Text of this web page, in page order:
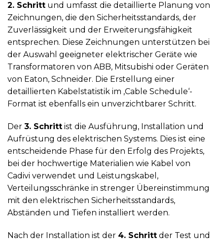
2. Schritt und umfasst die detaillierte Planung von
Zeichnungen, die den Sicherheitsstandards, der
Zuverlässigkeit und der Erweiterungsfähigkeit
entsprechen. Diese Zeichnungen unterstützen bei
der Auswahl geeigneter elektrischer Geräte wie
Transformatoren von ABB, Mitsubishi oder Geräten
von Eaton, Schneider. Die Erstellung einer
detaillierten Kabelstatistik im ‚Cable Schedule‘-
Format ist ebenfalls ein unverzichtbarer Schritt.
Der 3. Schritt ist die Ausführung, Installation und
Aufrüstung des elektrischen Systems. Dies ist eine
entscheidende Phase für den Erfolg des Projekts,
bei der hochwertige Materialien wie Kabel von
Cadivi verwendet und Leistungskabel,
Verteilungsschränke in strenger Übereinstimmung
mit den elektrischen Sicherheitsstandards,
Abständen und Tiefen installiert werden.
Nach der Installation ist der 4. Schritt der Test und